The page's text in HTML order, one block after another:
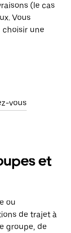
(le cas
Vous
choisir une
vous
et
ou
de trajet à
groupe, de